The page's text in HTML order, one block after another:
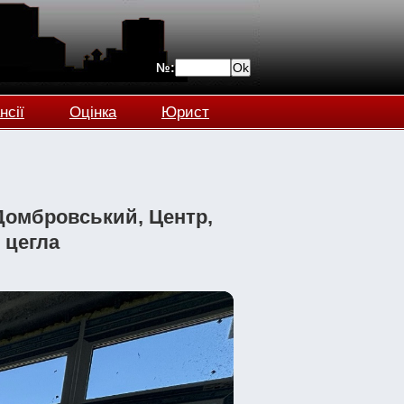
№:
Оцінка Юрист
Центр,